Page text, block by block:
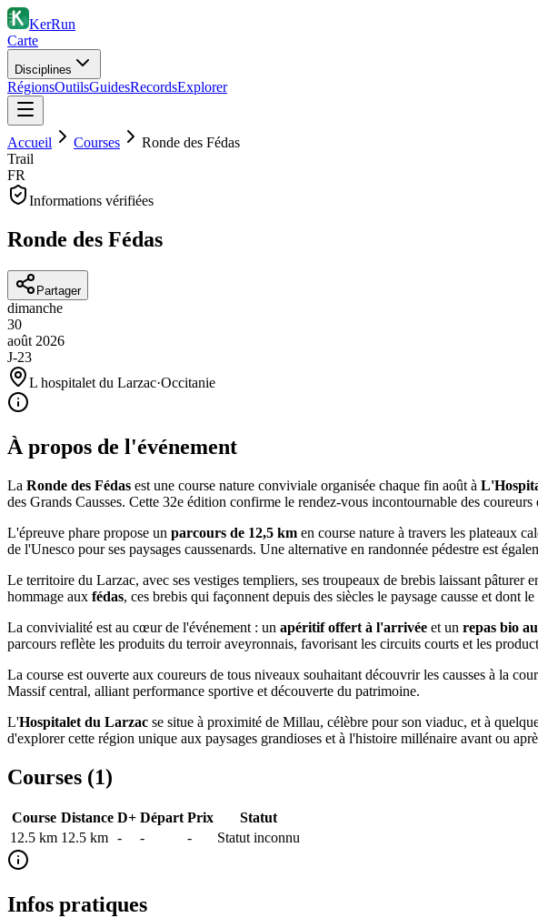
KerRun
Carte
Disciplines
RégionsOutilsGuidesRecordsExplorer
Accueil Courses
Ronde des Fédas
Trail
FR
Informations vérifiées
Ronde des Fédas
Partager
dimanche
30
août 2026
J-23
L hospitalet du Larzac·Occitanie
À propos de l'événement
La Ronde des Fédas est une course nature conviviale organisée chaque fin août à
des Grands Causses. Cette 32e édition confirme le rendez-vous incontournable des
L'épreuve phare propose un parcours de 12,5 km en course nature à travers les plateaux
de l'Unesco pour ses paysages caussenards. Une alternative en randonnée pédestre est
Le territoire du Larzac, avec ses vestiges templiers, ses troupeaux de brebis laissant
hommage aux fédas, ces brebis qui façonnent depuis des siècles le paysage causse et dont
La convivialité est au cœur de l'événement : un apéritif offert à l'arrivée et un repas bio
parcours reflète les produits du terroir aveyronnais, favorisant les circuits courts et les
La course est ouverte aux coureurs de tous niveaux souhaitant découvrir les causses à la
Massif central, alliant performance sportive et découverte du patrimoine.
L'Hospitalet du Larzac se situe à proximité de Millau, célèbre pour son viaduc, et à
d'explorer cette région unique aux paysages grandioses et à l'histoire millénaire avant ou
Courses (1)
Course Distance D+ Départ Prix
Statut
12.5 km 12.5 km - - - Statut inconnu
Infos pratiques